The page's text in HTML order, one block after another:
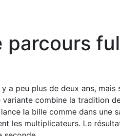
peu plus de deux ans,
combine la tradition
la bille comme dans une
les multiplicateurs. Le